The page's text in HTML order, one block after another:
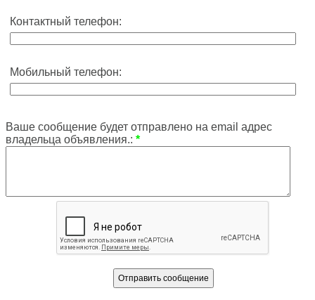
Контактный телефон:
Мобильный телефон:
Ваше сообщение будет отправлено на email адрес
владельца объявления.: *